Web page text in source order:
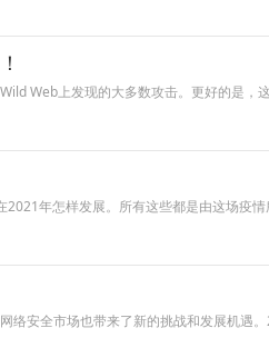
Web上发现的大多数攻击。更好的是，
年怎样发展。所有这些都是由这场疫
络安全市场也带来了新的挑战和发展机遇